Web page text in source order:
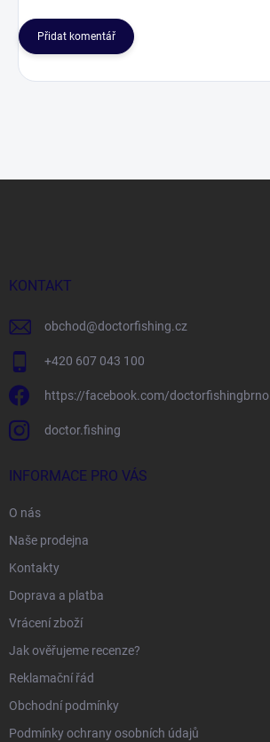
Přidat komentář
KONTAKT
obchod@doctorfishing.cz
+420 607 043 100
https://facebook.com/doctorfishingbrno
doctor.fishing
INFORMACE PRO VÁS
O nás
Naše prodejna
Kontakty
Doprava a platba
Vrácení zboží
Jak ověřujeme recenze?
Reklamační řád
Obchodní podmínky
Podmínky ochrany osobních údajů